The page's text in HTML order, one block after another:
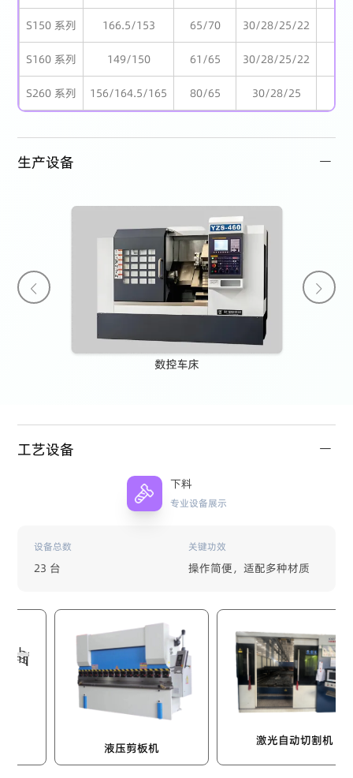
S150 系列 166.5/153 65/70 30/28/25/22
S160 系列 149/150 61/65 30/28/25/22
S260 系列 156/164.5/165 80/65 30/28/25
生产设备
工艺设备
下料
专业设备展示
设备总数
23 台
关键功效
操作简便，适配多种材质
液压剪板机
激光自动切割机